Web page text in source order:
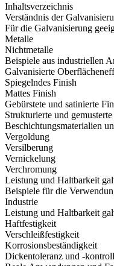
Inhaltsverzeichnis
Verständnis der
Für die Galvanisierung
Metalle
Nichtmetalle
Beispiele aus industriellen
Galvanisierte
Spiegelndes Finish
Mattes Finish
Gebürstete und satinierte
Strukturierte und
Beschichtungsmaterialien
Vergoldung
Versilberung
Vernickelung
Verchromung
Leistung und Haltbarkeit
Beispiele für die
Industrie
Leistung und Haltbarkeit
Haftfestigkeit
Verschleißfestigkeit
Korrosionsbeständigkeit
Dickentoleranz und -